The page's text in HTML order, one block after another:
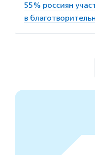
55% россиян
в